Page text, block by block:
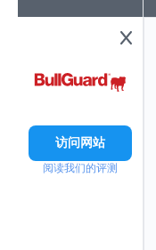
访问网站
阅读我们的评测